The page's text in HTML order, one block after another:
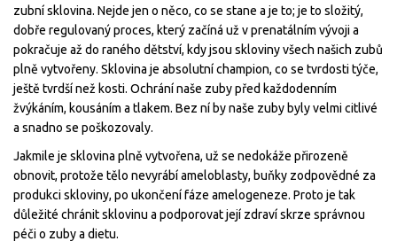
zubní sklovina. Nejde jen o něco, co se stane a je to; je to složitý,
dobře regulovaný proces, který začíná už v prenatálním vývoji a
pokračuje až do raného dětství, kdy jsou skloviny všech našich zubů
plně vytvořeny. Sklovina je absolutní champion, co se tvrdosti týče,
ještě tvrdší než kosti. Ochrání naše zuby před každodenním
žvýkáním, kousáním a tlakem. Bez ní by naše zuby byly velmi citlivé
a snadno se poškozovaly.
Jakmile je sklovina plně vytvořena, už se nedokáže přirozeně
obnovit, protože tělo nevyrábí ameloblasty, buňky zodpovědné za
produkci skloviny, po ukončení fáze amelogeneze. Proto je tak
důležité chránit sklovinu a podporovat její zdraví skrze správnou
péči o zuby a dietu.